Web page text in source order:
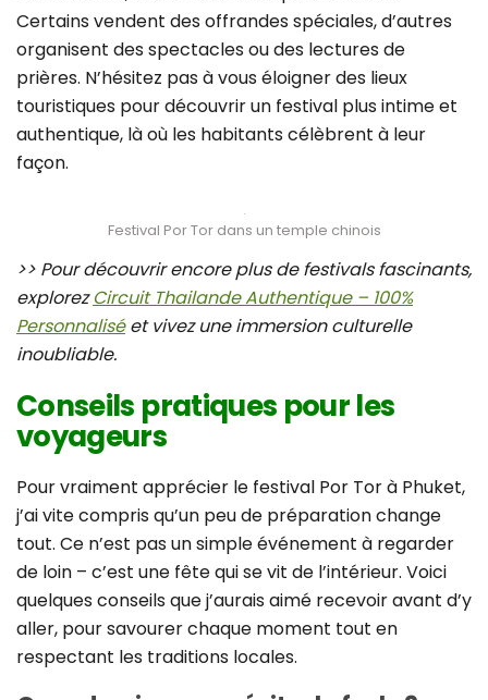
Certains vendent des offrandes spéciales, d’autres
organisent des spectacles ou des lectures de
prières. N’hésitez pas à vous éloigner des lieux
touristiques pour découvrir un festival plus intime et
authentique, là où les habitants célèbrent à leur
façon.
Festival Por Tor dans un temple chinois
>> Pour découvrir encore plus de festivals fascinants,
explorezCircuit Thailande Authentique – 100%
Personnaliséet vivez une immersion culturelle
inoubliable.
Conseils pratiques pour les
voyageurs
Pour vraiment apprécier le festival Por Tor à Phuket,
j’ai vite compris qu’un peu de préparation change
tout. Ce n’est pas un simple événement à regarder
de loin – c’est une fête qui se vit de l’intérieur. Voici
quelques conseils que j’aurais aimé recevoir avant d’y
aller, pour savourer chaque moment tout en
respectant les traditions locales.